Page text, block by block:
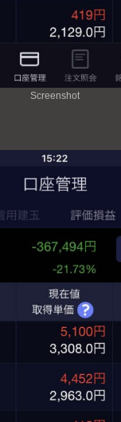
Screenshot